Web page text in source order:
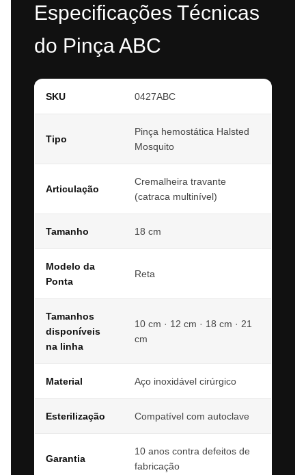
Especificações Técnicas
do Pinça ABC
SKU 0427ABC
Tipo
Pinça hemostática Halsted
Mosquito
Articulação
Cremalheira travante
(catraca multinível)
Tamanho 18 cm
Modelo da
Ponta
Reta
Tamanhos
disponíveis
na linha
10 cm · 12 cm · 18 cm · 21
cm
Material Aço inoxidável cirúrgico
Esterilização Compatível com autoclave
Garantia
10 anos contra defeitos de
fabricação